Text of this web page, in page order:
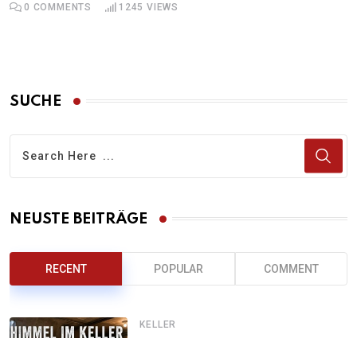
0 COMMENTS 1245 VIEWS
SUCHE
NEUSTE BEITRÄGE
RECENT POPULAR COMMENT
KELLER